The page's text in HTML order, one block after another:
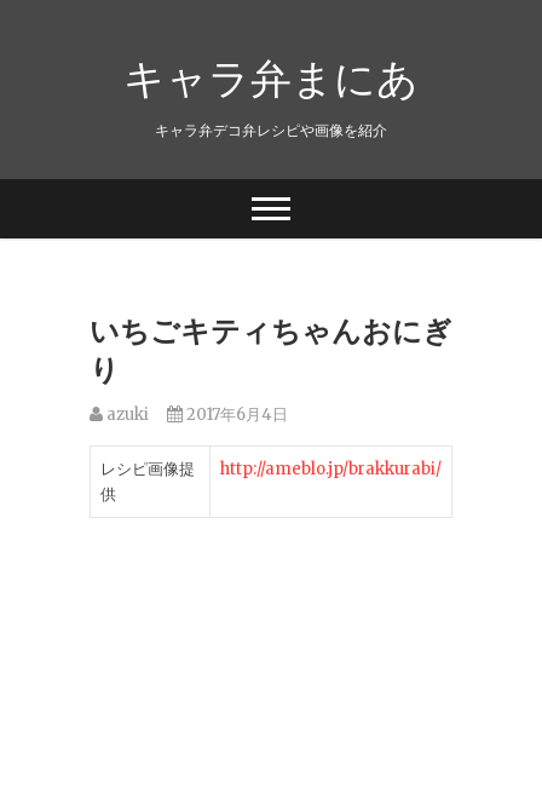
キャラ弁まにあ
キャラ弁デコ弁レシピや画像を紹介
いちごキティちゃんおにぎ
り
azuki 2017年6月4日
レシピ画像提
供
http://ameblo.jp/brakkurabi/